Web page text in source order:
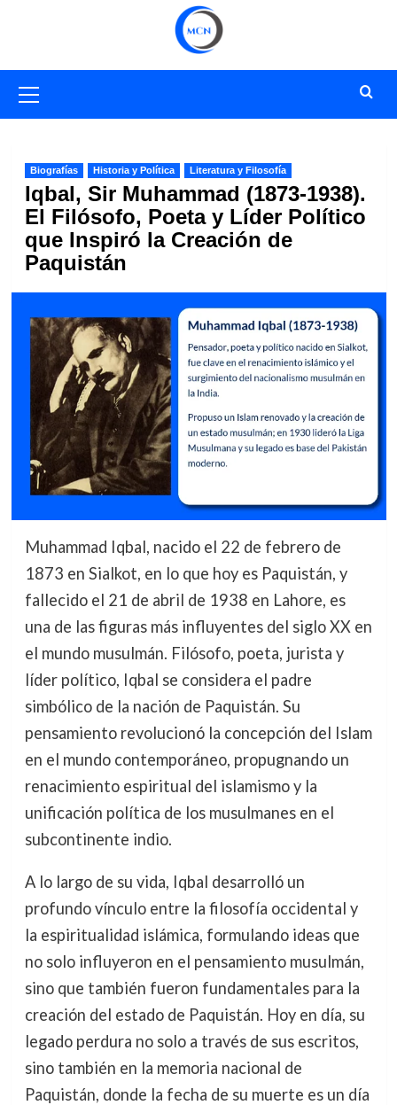
primario
Biografías Historia y Política Literatura y Filosofía
Iqbal, Sir Muhammad (1873-1938).
El Filósofo, Poeta y Líder Político
que Inspiró la Creación de
Paquistán
Muhammad Iqbal, nacido el 22 de febrero de
1873 en Sialkot, en lo que hoy es Paquistán, y
fallecido el 21 de abril de 1938 en Lahore, es
una de las figuras más influyentes del siglo XX en
el mundo musulmán. Filósofo, poeta, jurista y
líder político, Iqbal se considera el padre
simbólico de la nación de Paquistán. Su
pensamiento revolucionó la concepción del Islam
en el mundo contemporáneo, propugnando un
renacimiento espiritual del islamismo y la
unificación política de los musulmanes en el
subcontinente indio.
A lo largo de su vida, Iqbal desarrolló un
profundo vínculo entre la filosofía occidental y
la espiritualidad islámica, formulando ideas que
no solo influyeron en el pensamiento musulmán,
sino que también fueron fundamentales para la
creación del estado de Paquistán. Hoy en día, su
legado perdura no solo a través de sus escritos,
sino también en la memoria nacional de
Paquistán, donde la fecha de su muerte es un día